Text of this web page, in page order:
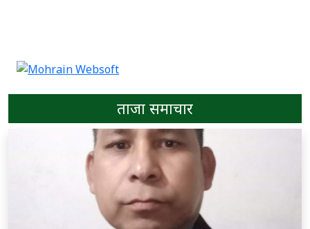
ताजा समाचार